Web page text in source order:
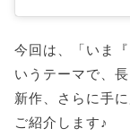
今回は、「いま
いうテーマで、
新作、さらに手
ご紹介します♪